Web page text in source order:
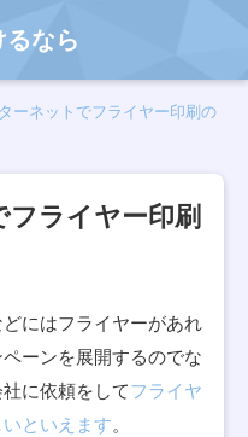
なら
ーネットでフライヤー印刷の
ライヤー印刷
にはフライヤーがあれ
ーンを展開するのでな
に依頼をしてフライヤ
といえます。